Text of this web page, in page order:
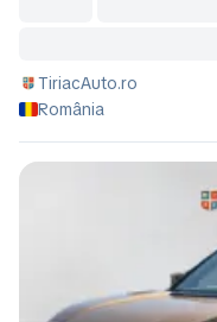
TiriacAuto.ro
România